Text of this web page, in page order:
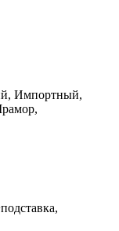
Импортный,